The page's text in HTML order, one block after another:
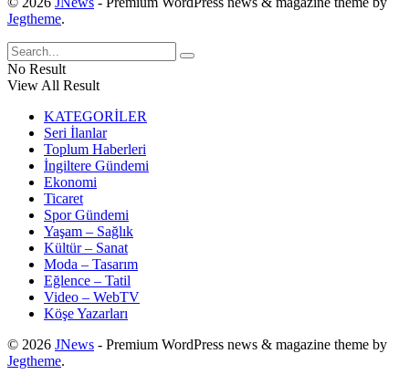
Jegtheme.
No Result
View All Result
KATEGORİLER
Seri İlanlar
Toplum Haberleri
İngiltere Gündemi
Ekonomi
Ticaret
Spor Gündemi
Yaşam – Sağlık
Kültür – Sanat
Moda – Tasarım
Eğlence – Tatil
Video – WebTV
Köşe Yazarları
© 2026 JNews - Premium WordPress news & magazine theme by
Jegtheme.